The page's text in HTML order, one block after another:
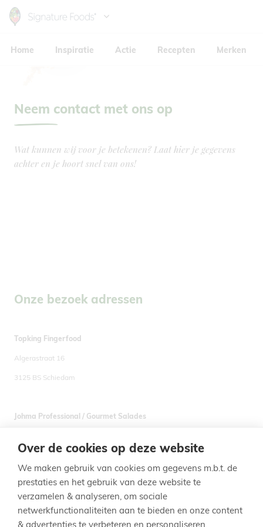
Over de cookies op deze website
We maken gebruik van cookies om gegevens m.b.t. de
prestaties en het gebruik van deze website te
verzamelen & analyseren, om sociale
netwerkfunctionaliteiten aan te bieden en onze content
& advertenties te verbeteren en personaliseren.
Skip
main
Home Inspiratie Actie Recepten Merken
Neem contact met ons op
Wat kunnen wij voor je betekenen? Laat hier je gegevens
achter en je hoort snel van ons!
Onze bezoek adressen
Topking Fingerfood
Algerastraat 16
3125 BS Schiedam
Johma Professional / Gourmet Salades
7581 CZ Losser
Voet
Privacy Policy